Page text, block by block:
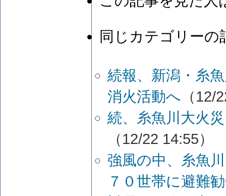
同じカテゴリーの
続報、新潟・糸
消火活動へ （12/
続、糸魚川大火
（12/22 14:55）
強風の中、糸魚
７０世帯に避難